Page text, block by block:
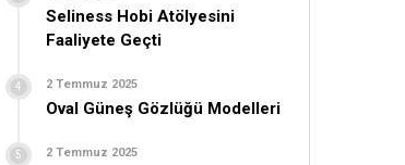
Seliness Hobi Atölyesini
Faaliyete Geçti
2 Temmuz 2025
Oval Güneş Gözlüğü Modelleri
2 Temmuz 2025